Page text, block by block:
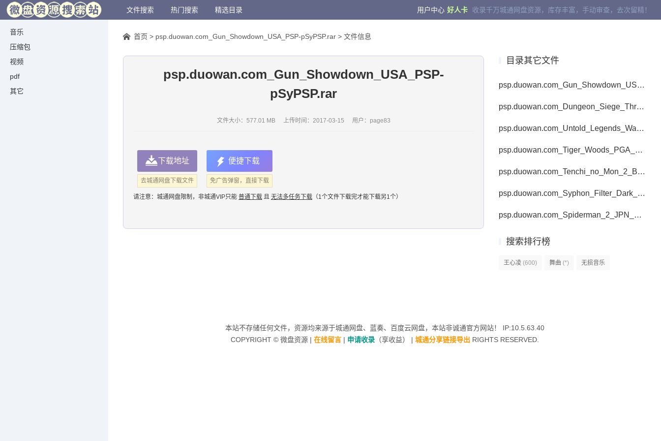
音乐
压缩包
视频
pdf
其它
文件搜索 热门搜索 精选目录 用户中心 好人卡 收录千万城通网盘资源，库存丰富，手动审查，去次留精！
首页 > psp.duowan.com_Gun_Showdown_USA_PSP-pSyPSP.rar > 文件信息
目录其它文件
psp.duowan.com_Gun_Showdown_USA_PSP-pSyPSP.rar
psp.duowan.com_Dungeon_Siege_Throne_Of_Agony_USA_PSP-Start2.rar
psp.duowan.com_Untold_Legends_Warriors_Code_JPN_PSP-BAHAMUT.rar
psp.duowan.com_Tiger_Woods_PGA_Tour_07_USA_PSP-pSyPSP.rar
psp.duowan.com_Tenchi_no_Mon_2_Busouden_CHT_PSP-REBORN.rar
psp.duowan.com_Syphon_Filter_Dark_Mirror_EUR_PSP-pSyPSP.rar
psp.duowan.com_Spiderman_2_JPN_PSP-Caravan.rar
搜索排行榜
王心凌 (600) 舞曲 (*) 无损音乐
psp.duowan.com_Gun_Showdown_USA_PSP-
pSyPSP.rar
文件大小：577.01 MB 上传时间： 2017-03-15 用户： page83
下载地址
去城通网盘下载文件
便捷下载
免广告弹窗，直接下载
请注意： 城通网盘限制，非城通VIP只能 普通下载 且 无法多任务下载 （1个文件下载完才能下载另1个）
本站不存储任何文件，资源均来源于城通网盘、蓝奏、 百度云网盘，本站非诚通官方网站！ IP:10.5.63.40
COPYRIGHT © 微盘资源| 在线留言| 申请收录（享收益） | 城通分享链接导出 RIGHTS RESERVED.